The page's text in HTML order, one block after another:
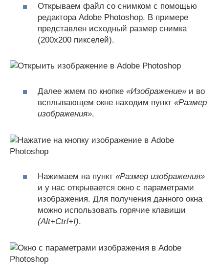
Открываем файл со снимком с помощью
редактора Adobe Photoshop. В примере
представлен исходный размер снимка
(200х200 пикселей).
Далее жмем по кнопке «Изображение» и во
всплывающем окне находим пункт «Размер
изображения».
Нажимаем на пункт «Размер изображения»
и у нас открывается окно с параметрами
изображения. Для получения данного окна
можно использовать горячие клавиши
(Alt+Ctrl+I).